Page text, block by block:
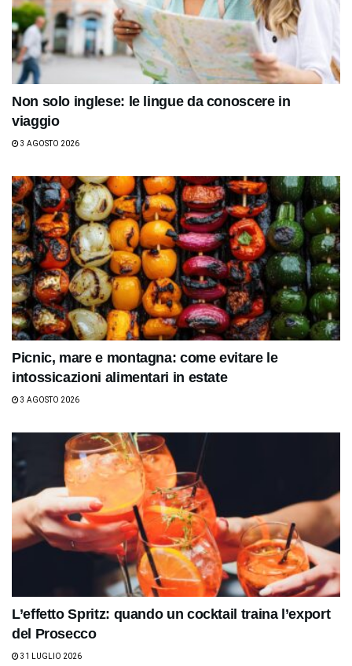
Non solo inglese: le lingue da conoscere in
viaggio
3 AGOSTO 2026
Picnic, mare e montagna: come evitare le
intossicazioni alimentari in estate
3 AGOSTO 2026
L’effetto Spritz: quando un cocktail traina l’export
del Prosecco
31 LUGLIO 2026